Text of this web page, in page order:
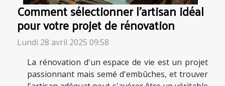
Comment sélectionner l'artisan idéal
pour votre projet de rénovation
Lundi 28 avril 2025 09:58
La rénovation d'un espace de vie est un projet
passionnant mais semé d'embûches, et trouver